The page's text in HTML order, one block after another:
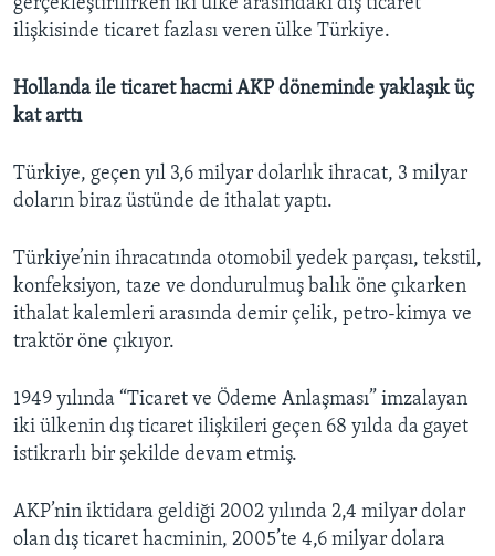
gerçekleştirilirken iki ülke arasındaki dış ticaret
ilişkisinde ticaret fazlası veren ülke Türkiye.
Hollanda ile ticaret hacmi AKP döneminde yaklaşık üç
kat arttı
Türkiye, geçen yıl 3,6 milyar dolarlık ihracat, 3 milyar
doların biraz üstünde de ithalat yaptı.
Türkiye’nin ihracatında otomobil yedek parçası, tekstil,
konfeksiyon, taze ve dondurulmuş balık öne çıkarken
ithalat kalemleri arasında demir çelik, petro-kimya ve
traktör öne çıkıyor.
1949 yılında “Ticaret ve Ödeme Anlaşması” imzalayan
iki ülkenin dış ticaret ilişkileri geçen 68 yılda da gayet
istikrarlı bir şekilde devam etmiş.
AKP’nin iktidara geldiği 2002 yılında 2,4 milyar dolar
olan dış ticaret hacminin, 2005’te 4,6 milyar dolara